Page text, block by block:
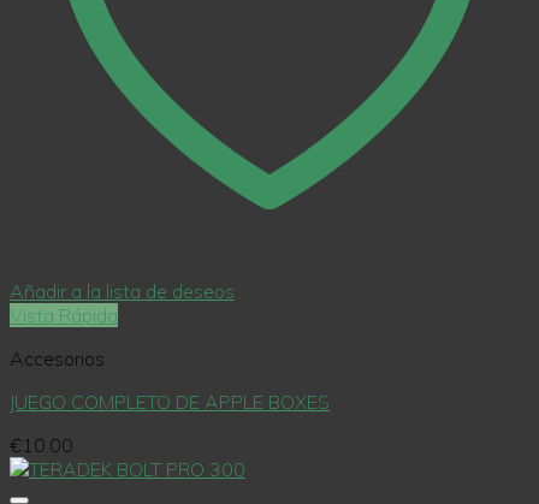
Añadir a la lista de deseos
Vista Rápida
Accesorios
JUEGO COMPLETO DE APPLE BOXES
€10.00